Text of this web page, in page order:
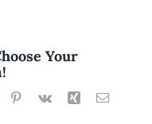
Your
Pinterest
Vk Xing Email